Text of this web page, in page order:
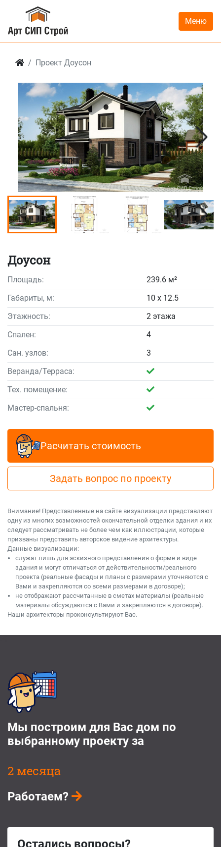
Меню
Проект Доусон
Доусон
Площадь:
239.6 м²
Габариты, м:
10 x 12.5
Этажность:
2 этажа
Спален:
4
Сан. узлов:
3
Веранда/Терраса:
Тех. помещение:
Мастер-спальня:
Расчитать стоимость
Задать вопрос по проекту
Внимание! Представленные на сайте визуализации представляют
одну из многих возможностей окончательной отделки здания и их
следует рассматривать не более чем как иллюстрации, которые
призваны представить авторское видение архитектуры.
Данные визуализации:
служат лишь для эскизного представления о форме и виде
здания и могут отличаться от действительности/реального
проекта (реальные фасады и планы с размерами уточняются с
Вами и закрепляются со всеми размерами в договоре);
не отображают рассчитанные в сметах материалы (реальные
материалы обсуждаются с Вами и закрепляются в договоре).
Наши архитекторы проконсультируют Вас.
Мы построим для Вас дом по
выбранному проекту за
2 месяца
Работаем?
Остались вопросы?